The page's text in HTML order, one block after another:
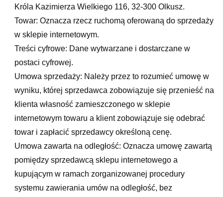
Króla Kazimierza Wielkiego 116, 32-300 Olkusz.
Towar: Oznacza rzecz ruchomą oferowaną do sprzedaży
w sklepie internetowym.
Treści cyfrowe: Dane wytwarzane i dostarczane w
postaci cyfrowej.
Umowa sprzedaży: Należy przez to rozumieć umowę w
wyniku, której sprzedawca zobowiązuje się przenieść na
klienta własność zamieszczonego w sklepie
internetowym towaru a klient zobowiązuje się odebrać
towar i zapłacić sprzedawcy określoną cenę.
Umowa zawarta na odległość: Oznacza umowę zawartą
pomiędzy sprzedawcą sklepu internetowego a
kupującym w ramach zorganizowanej procedury
systemu zawierania umów na odległość, bez